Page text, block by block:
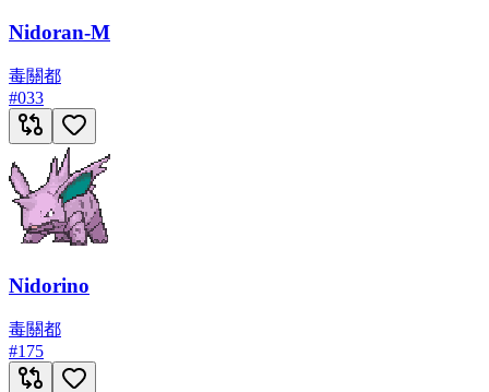
Nidoran-M
毒關都
#033
Nidorino
毒關都
#175